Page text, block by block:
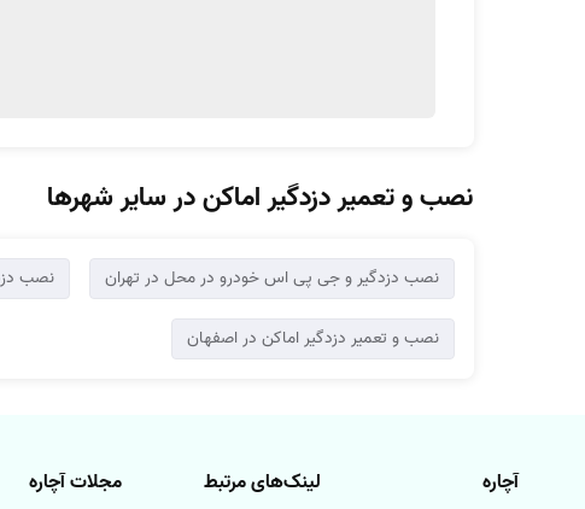
نصب و تعمیر دزدگیر اماکن در سایر شهرها
نصب دزدگیر و جی پی اس خودرو در محل در تهران نصب
نصب و تعمیر دزدگیر اماکن در اصفهان
آچاره لینک‌های مرتبط مجلات آچاره